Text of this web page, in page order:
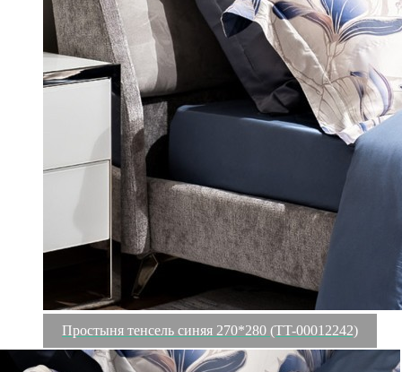
Простыня тенсель синяя 270*280 (TT-00012242)